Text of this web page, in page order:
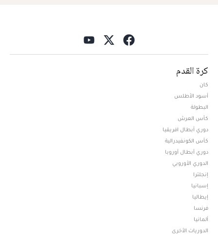
كرة القدم
كان
أسود الأطلس
البطولة
كأس العرش
دوري أبطال افريقيا
كأس الكونفيدرالية
دوري أبطال أوروبا
الدوري الأوروبي
إنجلترا
إسبانيا
إيطاليا
فرنسا
ألمانيا
الدوريات الأخرى